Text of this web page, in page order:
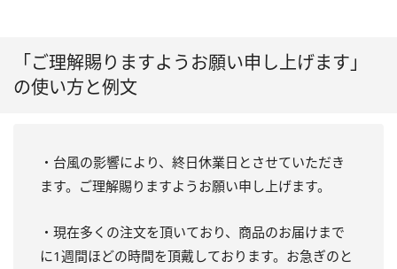
「ご理解賜りますようお願い申し上げます」
の使い方と例文
・台風の影響により、終日休業日とさせていただき
ます。ご理解賜りますようお願い申し上げます。
・現在多くの注文を頂いており、商品のお届けまで
に1週間ほどの時間を頂戴しております。お急ぎのと